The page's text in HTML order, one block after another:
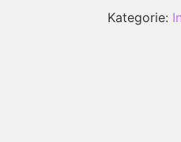
Kategorie: